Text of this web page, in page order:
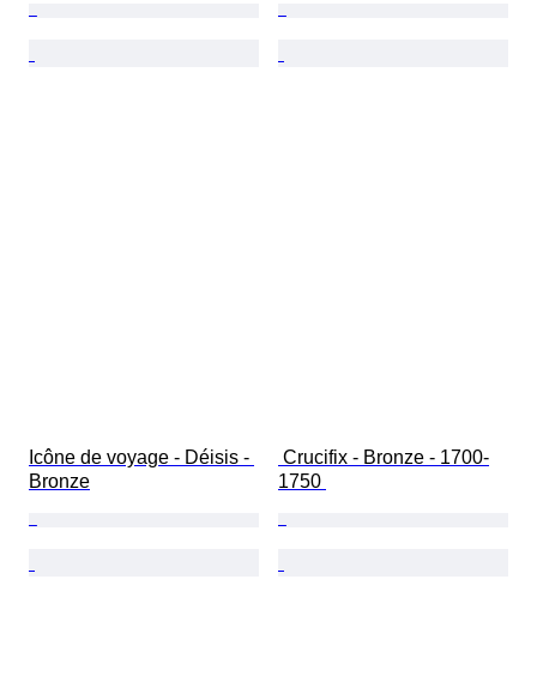
Icône de voyage - Déisis -
Bronze
1750